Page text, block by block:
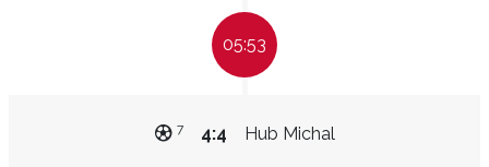
05:53
Hub Michal
4:4
7